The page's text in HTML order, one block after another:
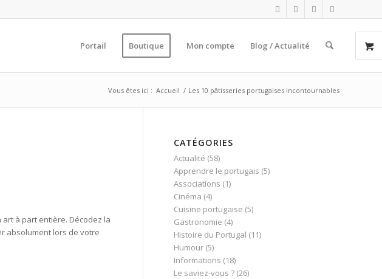
Portail Boutique Mon compte Blog / Actualité
Vous êtes ici : Accueil / Les 10 pâtisseries portugaises incontournables
à part entière. Décodez la
absolument lors de votre
CATÉGORIES
Actualité (58)
Apprendre le portugais (5)
Associations (1)
Cinéma (4)
Cuisine portugaise (5)
Gastronomie (4)
Histoire du Portugal (11)
Humour (5)
Informations (18)
Le saviez-vous ? (26)